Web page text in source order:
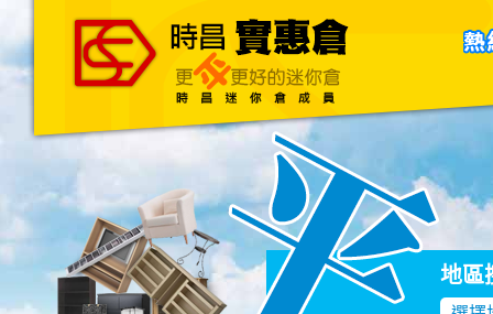
主頁 關於我們 聯絡我們
地區